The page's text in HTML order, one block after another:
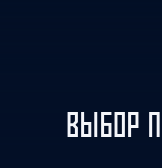
ВЫБОР